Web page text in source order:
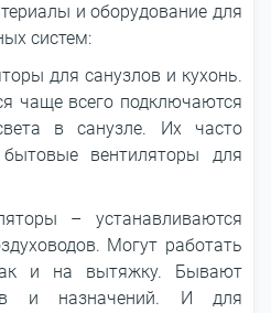
и оборудование для
систем:
для санузлов и кухонь.
чаще всего подключаются
в санузле. Их часто
вентиляторы для
– устанавливаются
Могут работать
и на вытяжку. Бывают
и назначений. И для